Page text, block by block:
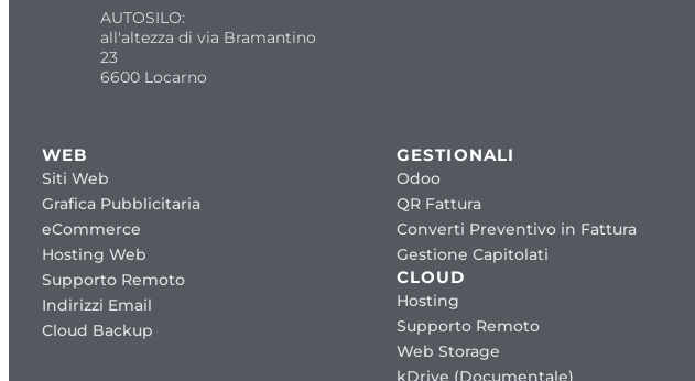
AUTOSILO:
all'altezza di via Bramantino
23
6600 Locarno
WEB
Siti Web
Grafica Pubblicitaria
eCommerce
Hosting Web
Supporto Remoto
Indirizzi Email
Cloud Backup
GESTIONALI
Odoo
QR Fattura
Converti Preventivo in Fattura
Gestione Capitolati
CLOUD
Hosting
Supporto Remoto
Web Storage
kDrive (Documentale)